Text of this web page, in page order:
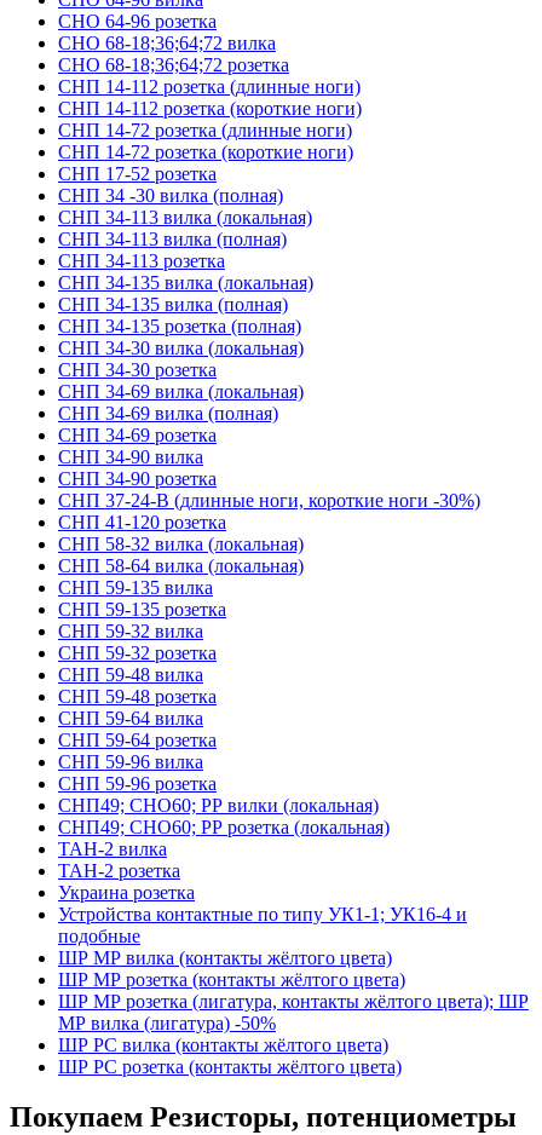
СНО 64-96 розетка
СНО 68-18;36;64;72 вилка
СНО 68-18;36;64;72 розетка
СНП 14-112 розетка (длинные ноги)
СНП 14-112 розетка (короткие ноги)
СНП 14-72 розетка (длинные ноги)
СНП 14-72 розетка (короткие ноги)
СНП 17-52 розетка
СНП 34 -30 вилка (полная)
СНП 34-113 вилка (локальная)
СНП 34-113 вилка (полная)
СНП 34-113 розетка
СНП 34-135 вилка (локальная)
СНП 34-135 вилка (полная)
СНП 34-135 розетка (полная)
СНП 34-30 вилка (локальная)
СНП 34-30 розетка
СНП 34-69 вилка (локальная)
СНП 34-69 вилка (полная)
СНП 34-69 розетка
СНП 34-90 вилка
СНП 34-90 розетка
СНП 37-24-В (длинные ноги, короткие ноги -30%)
СНП 41-120 розетка
СНП 58-32 вилка (локальная)
СНП 58-64 вилка (локальная)
СНП 59-135 вилка
СНП 59-135 розетка
СНП 59-32 вилка
СНП 59-32 розетка
СНП 59-48 вилка
СНП 59-48 розетка
СНП 59-64 вилка
СНП 59-64 розетка
СНП 59-96 вилка
СНП 59-96 розетка
СНП49; СНО60; РР вилки (локальная)
СНП49; СНО60; РР розетка (локальная)
ТАН-2 вилка
ТАН-2 розетка
Украина розетка
Устройства контактные по типу УК1-1; УК16-4 и
подобные
ШР МР вилка (контакты жёлтого цвета)
ШР МР розетка (контакты жёлтого цвета)
ШР МР розетка (лигатура, контакты жёлтого цвета); ШР
МР вилка (лигатура) -50%
ШР РС вилка (контакты жёлтого цвета)
ШР РС розетка (контакты жёлтого цвета)
Покупаем Резисторы, потенциометры